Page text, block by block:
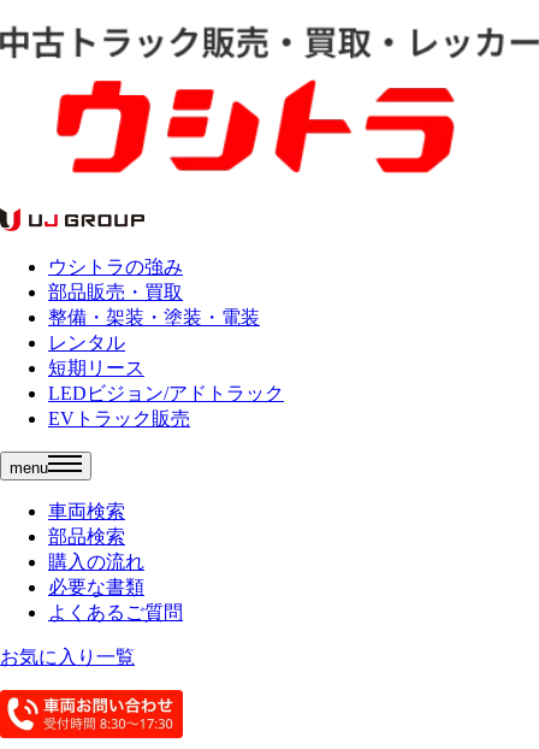
ウシトラの強み
部品販売・買取
整備・架装・塗装・電装
レンタル
短期リース
LEDビジョン/アドトラック
EVトラック販売
menu
車両検索
部品検索
購入の流れ
必要な書類
よくあるご質問
お気に入り一覧